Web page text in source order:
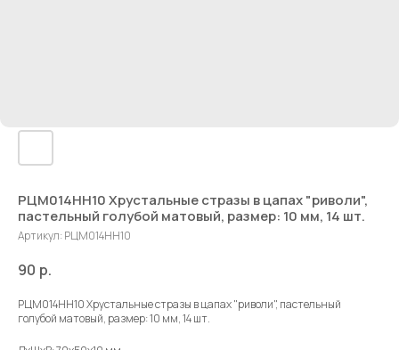
РЦМ014НН10 Хрустальные стразы в цапах "риволи",
пастельный голубой матовый, размер: 10 мм, 14 шт.
Артикул: РЦМ014НН10
90 р.
РЦМ014НН10 Хрустальные стразы в цапах "риволи", пастельный
голубой матовый, размер: 10 мм, 14 шт.